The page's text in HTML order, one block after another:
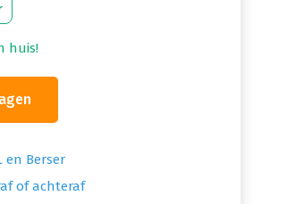
huis!
en Berser
of achteraf